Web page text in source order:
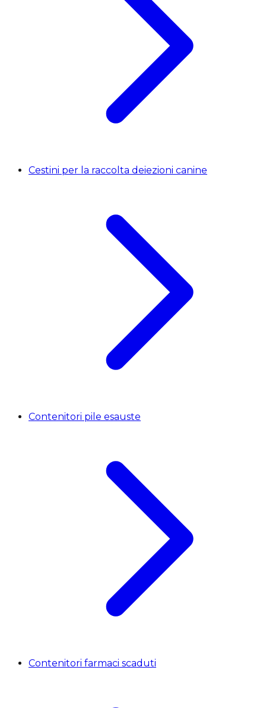
Cestini per la raccolta deiezioni canine
Contenitori pile esauste
Contenitori farmaci scaduti